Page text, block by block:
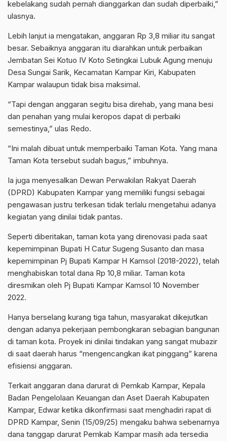
kebelakang sudah pernah dianggarkan dan sudah diperbaiki,”
ulasnya.
Lebih lanjut ia mengatakan, anggaran Rp 3,8 miliar itu sangat
besar. Sebaiknya anggaran itu diarahkan untuk perbaikan
Jembatan Sei Kotuo IV Koto Setingkai Lubuk Agung menuju
Desa Sungai Sarik, Kecamatan Kampar Kiri, Kabupaten
Kampar walaupun tidak bisa maksimal.
“Tapi dengan anggaran segitu bisa direhab, yang mana besi
dan penahan yang mulai keropos dapat di perbaiki
semestinya,” ulas Redo.
“Ini malah dibuat untuk memperbaiki Taman Kota. Yang mana
Taman Kota tersebut sudah bagus,” imbuhnya.
Ia juga menyesalkan Dewan Perwakilan Rakyat Daerah
(DPRD) Kabupaten Kampar yang memiliki fungsi sebagai
pengawasan justru terkesan tidak terlalu mengetahui adanya
kegiatan yang dinilai tidak pantas.
Seperti diberitakan, taman kota yang direnovasi pada saat
kepemimpinan Bupati H Catur Sugeng Susanto dan masa
kepemimpinan Pj Bupati Kampar H Kamsol (2018-2022), telah
menghabiskan total dana Rp 10,8 miliar. Taman kota
diresmikan oleh Pj Bupati Kampar Kamsol 10 November
2022.
Hanya berselang kurang tiga tahun, masyarakat dikejutkan
dengan adanya pekerjaan pembongkaran sebagian bangunan
di taman kota. Proyek ini dinilai tindakan yang sangat mubazir
di saat daerah harus “mengencangkan ikat pinggang” karena
efisiensi anggaran.
Terkait anggaran dana darurat di Pemkab Kampar, Kepala
Badan Pengelolaan Keuangan dan Aset Daerah Kabupaten
Kampar, Edwar ketika dikonfirmasi saat menghadiri rapat di
DPRD Kampar, Senin (15/09/25) mengaku bahwa sebenarnya
dana tanggap darurat Pemkab Kampar masih ada tersedia